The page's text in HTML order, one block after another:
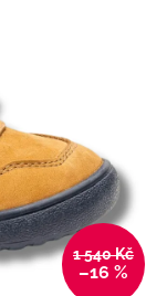
1 540 Kč
–16 %